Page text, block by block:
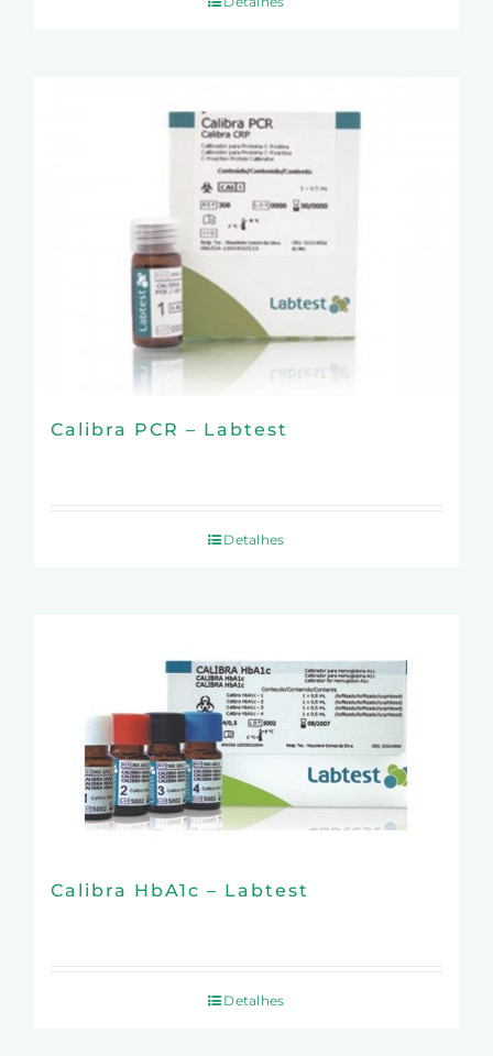
Calibra PCR – Labtest
Detalhes
Calibra HbA1c – Labtest
Detalhes